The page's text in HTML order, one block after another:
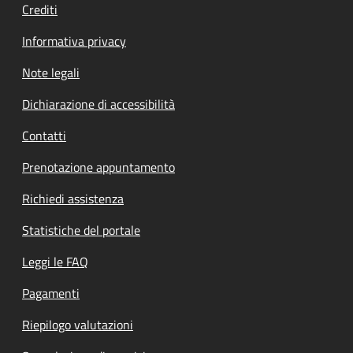
Crediti
Informativa privacy
Note legali
Dichiarazione di accessibilità
Contatti
Prenotazione appuntamento
Richiedi assistenza
Statistiche del portale
Leggi le FAQ
Pagamenti
Riepilogo valutazioni